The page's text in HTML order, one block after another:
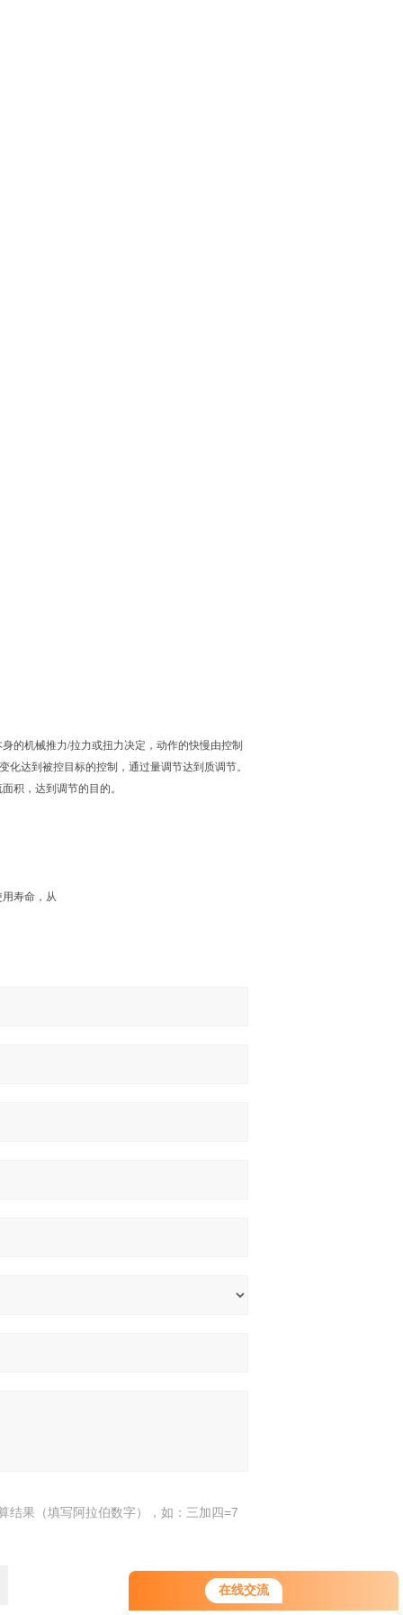
在线交流
您好！欢迎前来咨询，很高兴为您
服务，请问您要咨询什么问题呢？
的机械推力/拉力或扭力决定，动作的快慢由控制
化达到被控目标的控制，通过量调节达到质调节。
积，达到调节的目的。
寿命，从
结果（填写阿拉伯数字），如：三加四=7